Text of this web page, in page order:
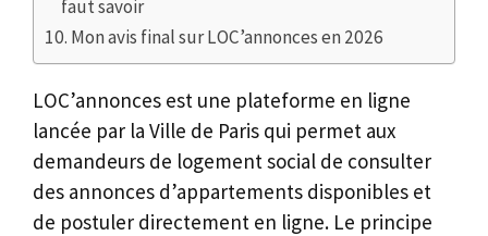
faut savoir
Mon avis final sur LOC’annonces en 2026
LOC’annonces est une plateforme en ligne
lancée par la Ville de Paris qui permet aux
demandeurs de logement social de consulter
des annonces d’appartements disponibles et
de postuler directement en ligne. Le principe